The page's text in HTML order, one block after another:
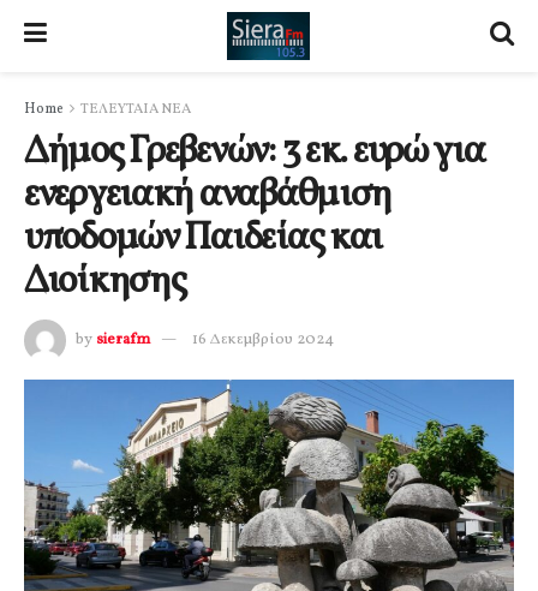
Home ΤΕΛΕΥΤΑΙΑ ΝΕΑ
Δήμος Γρεβενών: 3 εκ. ευρώ για
ενεργειακή αναβάθμιση
υποδομών Παιδείας και
Διοίκησης
by sierafm 16 Δεκεμβρίου 2024